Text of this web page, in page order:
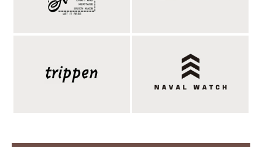
OVERLAPCLOTHINGのディレクター稲葉真理恵さんとペンドル
トンがコラボした大容量マザーズトートバッグの三代目がこち
て小さなお子様のいる稲葉さんがディレクションしただけあっ
て、ママに嬉しい機能が盛りだくさん。ポケットは合計で６個設
けられていてその全てが子育て中のママに使いやすいサイズ。